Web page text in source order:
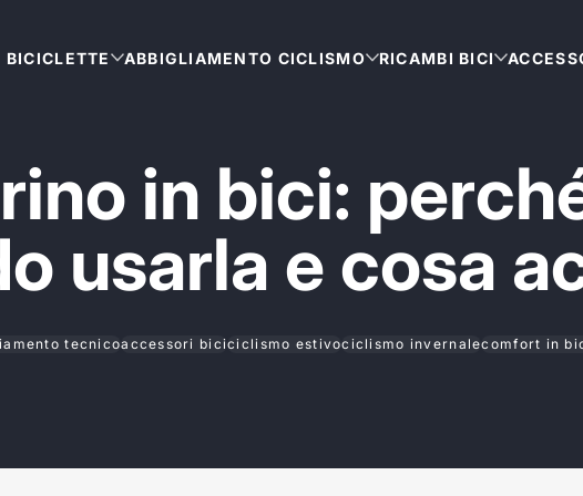
BICICLETTE
ABBIGLIAMENTO CICLISMO RICAMBI BICI
in bici:
usarla e cosa
tecnicoaccessori biciciclismo estivociclismo invernalecomfort in